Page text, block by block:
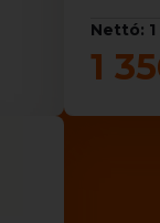
Nettó:
1